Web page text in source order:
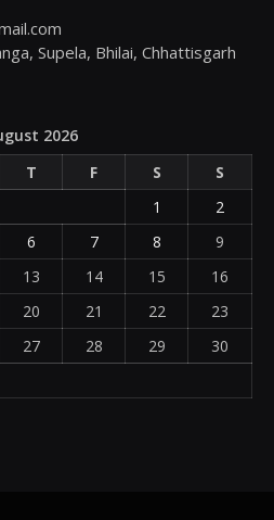
Supela, Bhilai, Chhattisgarh
2026
T F S
S
1
2
6 7 8
9
13 14 15
16
20 21 22
23
27 28 29
30